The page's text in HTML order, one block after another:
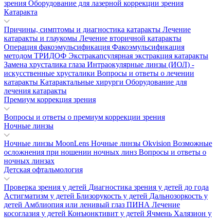
зрения Оборудование для лазерной коррекции зрения
Катаракта
Причины, симптомы и диагностика катаракты Лечение
катаракты и глаукомы Лечение вторичной катаракты
Операция факоэмульсификация Факоэмульсификация
методом ТРИДОФ Экстракапсулярная экстракция катаракты
Замена хрусталика глаза Интраокулярные линзы (ИОЛ) -
искусственные хрусталики Вопросы и ответы о лечении
катаракты Катарактальные хирурги Оборудование для
лечения катаракты
Премиум коррекция зрения
Вопросы и ответы о премиум коррекции зрения
Ночные линзы
Ночные линзы MoonLens Ночные линзы Okvision Возможные
осложнения при ношении ночных линз Вопросы и ответы о
ночных линзах
Детская офтальмология
Проверка зрения у детей Диагностика зрения у детей до года
Астигматизм у детей Близорукость у детей Дальнозоркость у
детей Амблиопия или ленивый глаз ПИНА Лечение
косоглазия у детей Конъюнктивит у детей Ячмень Халязион у